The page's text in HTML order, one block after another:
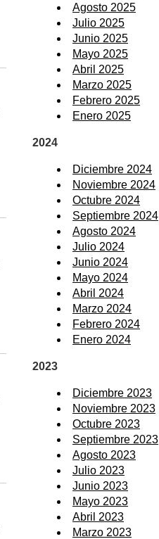
Agosto 2025
Julio 2025
Junio 2025
Mayo 2025
Abril 2025
Marzo 2025
Febrero 2025
Enero 2025
2024
Diciembre 2024
Noviembre 2024
Octubre 2024
Septiembre 2024
Agosto 2024
Julio 2024
Junio 2024
Mayo 2024
Abril 2024
Marzo 2024
Febrero 2024
Enero 2024
2023
Diciembre 2023
Noviembre 2023
Octubre 2023
Septiembre 2023
Agosto 2023
Julio 2023
Junio 2023
Mayo 2023
Abril 2023
Marzo 2023